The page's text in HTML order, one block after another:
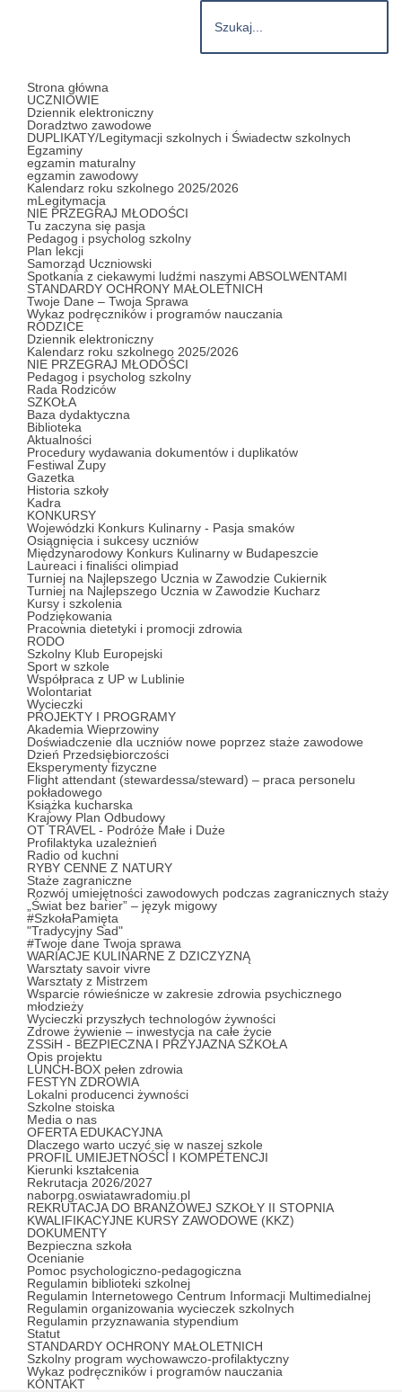
Strona główna
UCZNIOWIE
Dziennik elektroniczny
Doradztwo zawodowe
DUPLIKATY/Legitymacji szkolnych i Świadectw szkolnych
Egzaminy
egzamin maturalny
egzamin zawodowy
Kalendarz roku szkolnego 2025/2026
mLegitymacja
NIE PRZEGRAJ MŁODOŚCI
Tu zaczyna się pasja
Pedagog i psycholog szkolny
Plan lekcji
Samorząd Uczniowski
Spotkania z ciekawymi ludźmi naszymi ABSOLWENTAMI
STANDARDY OCHRONY MAŁOLETNICH
Twoje Dane – Twoja Sprawa
Wykaz podręczników i programów nauczania
RODZICE
Dziennik elektroniczny
Kalendarz roku szkolnego 2025/2026
NIE PRZEGRAJ MŁODOŚCI
Pedagog i psycholog szkolny
Rada Rodziców
SZKOŁA
Baza dydaktyczna
Biblioteka
Aktualności
Procedury wydawania dokumentów i duplikatów
Festiwal Zupy
Gazetka
Historia szkoły
Kadra
KONKURSY
Wojewódzki Konkurs Kulinarny - Pasja smaków
Osiągnięcia i sukcesy uczniów
Międzynarodowy Konkurs Kulinarny w Budapeszcie
Laureaci i finaliści olimpiad
Turniej na Najlepszego Ucznia w Zawodzie Cukiernik
Turniej na Najlepszego Ucznia w Zawodzie Kucharz
Kursy i szkolenia
Podziękowania
Pracownia dietetyki i promocji zdrowia
RODO
Szkolny Klub Europejski
Sport w szkole
Współpraca z UP w Lublinie
Wolontariat
Wycieczki
PROJEKTY I PROGRAMY
Akademia Wieprzowiny
Doświadczenie dla uczniów nowe poprzez staże zawodowe
Dzień Przedsiębiorczości
Eksperymenty fizyczne
Flight attendant (stewardessa/steward) – praca personelu
pokładowego
Książka kucharska
Krajowy Plan Odbudowy
OT TRAVEL - Podróże Małe i Duże
Profilaktyka uzależnień
Radio od kuchni
RYBY CENNE Z NATURY
Staże zagraniczne
Rozwój umiejętności zawodowych podczas zagranicznych staży
„Świat bez barier” – język migowy
#SzkołaPamięta
"Tradycyjny Sad"
#Twoje dane Twoja sprawa
WARIACJE KULINARNE Z DZICZYZNĄ
Warsztaty savoir vivre
Warsztaty z Mistrzem
Wsparcie rówieśnicze w zakresie zdrowia psychicznego
młodzieży
Wycieczki przyszłych technologów żywności
Zdrowe żywienie – inwestycja na całe życie
ZSSiH - BEZPIECZNA I PRZYJAZNA SZKOŁA
Opis projektu
LUNCH-BOX pełen zdrowia
FESTYN ZDROWIA
Lokalni producenci żywności
Szkolne stoiska
Media o nas
OFERTA EDUKACYJNA
Dlaczego warto uczyć się w naszej szkole
PROFIL UMIEJETNOŚCI I KOMPETENCJI
Kierunki kształcenia
Rekrutacja 2026/2027
naborpg.oswiatawradomiu.pl
REKRUTACJA DO BRANŻOWEJ SZKOŁY II STOPNIA
KWALIFIKACYJNE KURSY ZAWODOWE (KKZ)
DOKUMENTY
Bezpieczna szkoła
Ocenianie
Pomoc psychologiczno-pedagogiczna
Regulamin biblioteki szkolnej
Regulamin Internetowego Centrum Informacji Multimedialnej
Regulamin organizowania wycieczek szkolnych
Regulamin przyznawania stypendium
Statut
STANDARDY OCHRONY MAŁOLETNICH
Szkolny program wychowawczo-profilaktyczny
Wykaz podręczników i programów nauczania
KONTAKT